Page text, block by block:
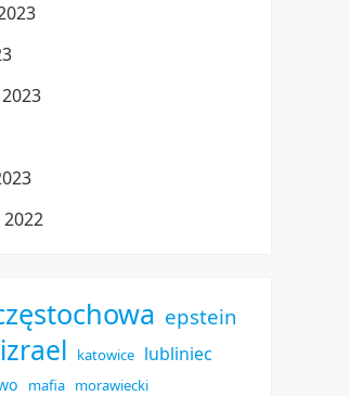
epstein
izrael katowice lubliniec
mafia morawiecki